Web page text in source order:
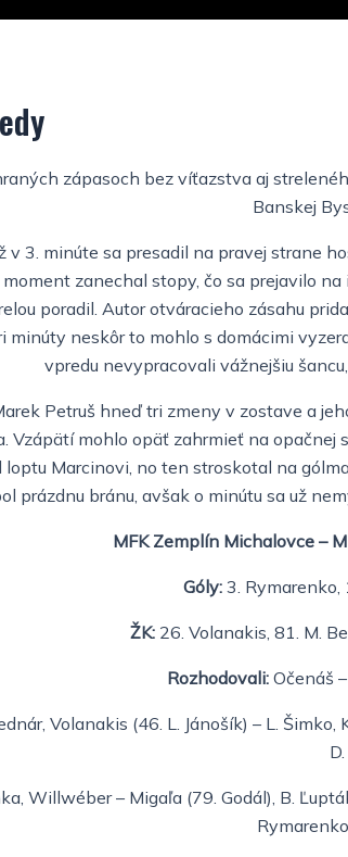
zápasoch bez víťazstva aj
Banskej
3. minúte sa presadil na pravej strane
zanechal stopy, čo sa prejavilo
poradil. Autor otváracieho zásahu
neskôr to mohlo s domácimi
vpredu nevypracovali vážnejšiu
Petruš hneď tri zmeny v zostave a
Vzápätí mohlo opäť zahrmieť na
Marcinovi, no ten stroskotal na
prázdnu bránu, avšak o minútu sa už
MFK Zemplín Michalovce –
Góly: 3.
ŽK: 26. Volanakis, 81. M.
Rozhodovali: Očenáš
Volanakis (46. L. Jánošík) – L.
Willwéber – Migaľa (79. Godál), B.